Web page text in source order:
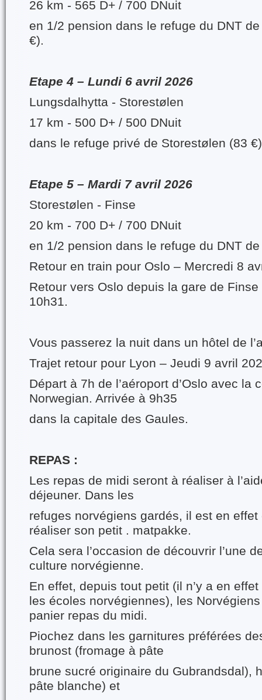
26 km - 565 D+ / 700 DNuit
en 1/2 pension dans le refuge du DNT
€).
Etape 4 – Lundi 6 avril 2026
Lungsdalhytta - Storestølen
17 km - 500 D+ / 500 DNuit
dans le refuge privé de Storestølen (83
Etape 5 – Mardi 7 avril 2026
Storestølen - Finse
20 km - 700 D+ / 700 DNuit
en 1/2 pension dans le refuge du DNT
Retour en train pour Oslo – Mercredi 8
Retour vers Oslo depuis la gare de
10h31.
Vous passerez la nuit dans un hôtel de
Trajet retour pour Lyon – Jeudi 9 avril
Départ à 7h de l’aéroport d’Oslo avec la
Norwegian. Arrivée à 9h35
dans la capitale des Gaules.
REPAS :
Les repas de midi seront à réaliser à
déjeuner. Dans les
refuges norvégiens gardés, il est en
réaliser son petit . matpakke.
Cela sera l’occasion de découvrir l’une
culture norvégienne.
En effet, depuis tout petit (il n’y a en
les écoles norvégiennes), les
panier repas du midi.
Piochez dans les garnitures préférées
brunost (fromage à pâte
brune sucré originaire du Gubrandsdal),
pâte blanche) et